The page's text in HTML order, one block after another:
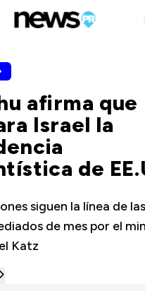
menu
afirma que
Israel la
de
siguen la línea de
de mes por el
Katz